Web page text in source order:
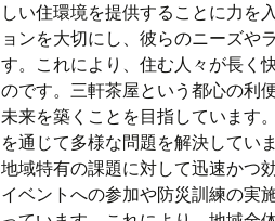
しい住環境を提供することに力を
ョンを大切にし、彼らのニーズや
す。これにより、住む人々が長く
のです。三軒茶屋という都心の利
未来を築くことを目指しています
を通じて多様な問題を解決してい
地域特有の課題に対して迅速かつ
イベントへの参加や防災訓練の実